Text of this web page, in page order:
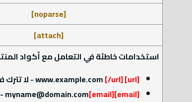
[noparse]
[attach]
استخدامات خاطئة في التعامل مع أكواد
[url]
[/url]
- لا تترك
[email]
myname@domain.com[email]